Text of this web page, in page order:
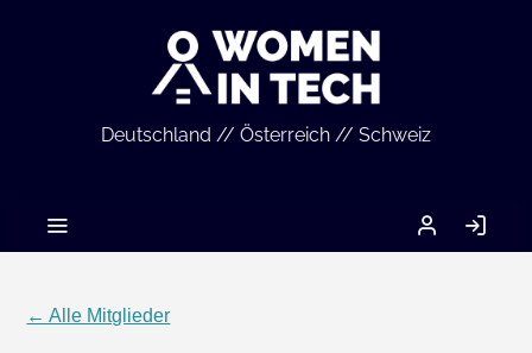
Deutschland // Österreich // Schweiz
MEIN
ACCOUNT
← Alle Mitglieder